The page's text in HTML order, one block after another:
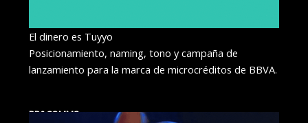
El dinero es Tuyyo
Posicionamiento, naming, tono y campaña de
lanzamiento para la marca de microcréditos de BBVA.
PR&COMMS